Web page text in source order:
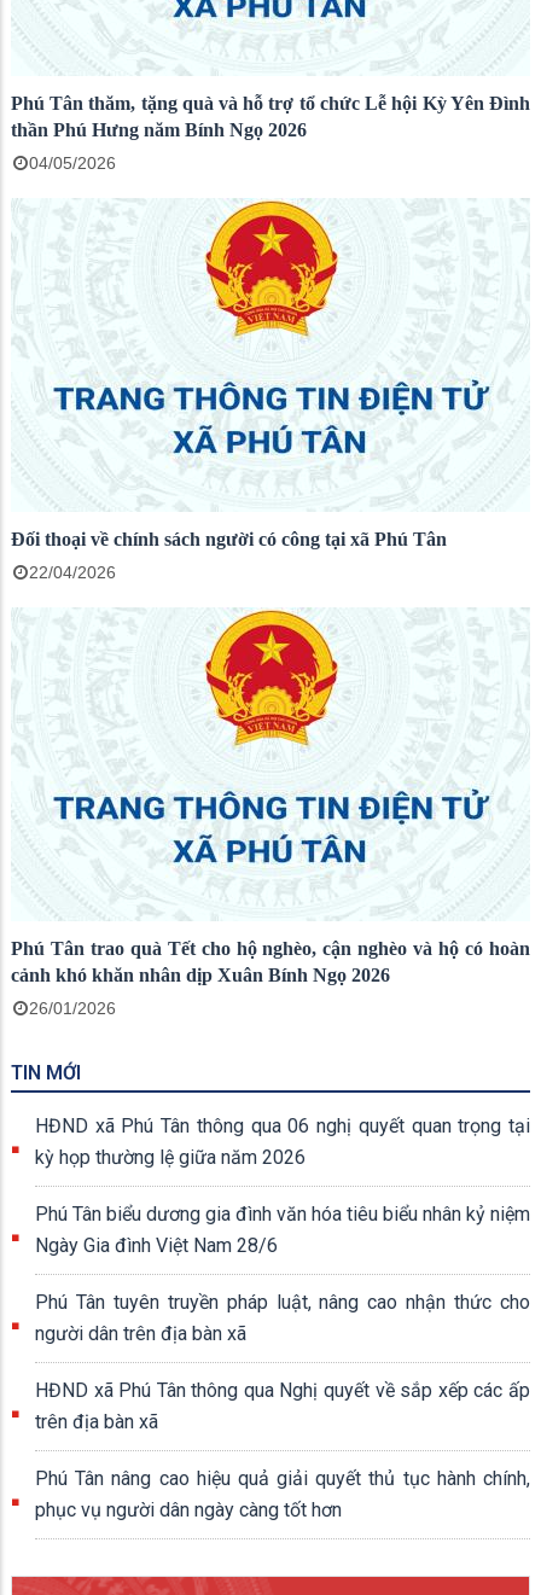
Phú Tân thăm, tặng quà và hỗ trợ tổ chức Lễ hội Kỳ Yên Đình
thần Phú Hưng năm Bính Ngọ 2026
04/05/2026
Đối thoại về chính sách người có công tại xã Phú Tân
22/04/2026
Phú Tân trao quà Tết cho hộ nghèo, cận nghèo và hộ có hoàn
cảnh khó khăn nhân dịp Xuân Bính Ngọ 2026
26/01/2026
TIN MỚI
HĐND xã Phú Tân thông qua 06 nghị quyết quan trọng tại
kỳ họp thường lệ giữa năm 2026
Phú Tân biểu dương gia đình văn hóa tiêu biểu nhân kỷ niệm
Ngày Gia đình Việt Nam 28/6
Phú Tân tuyên truyền pháp luật, nâng cao nhận thức cho
người dân trên địa bàn xã
HĐND xã Phú Tân thông qua Nghị quyết về sắp xếp các ấp
trên địa bàn xã
Phú Tân nâng cao hiệu quả giải quyết thủ tục hành chính,
phục vụ người dân ngày càng tốt hơn